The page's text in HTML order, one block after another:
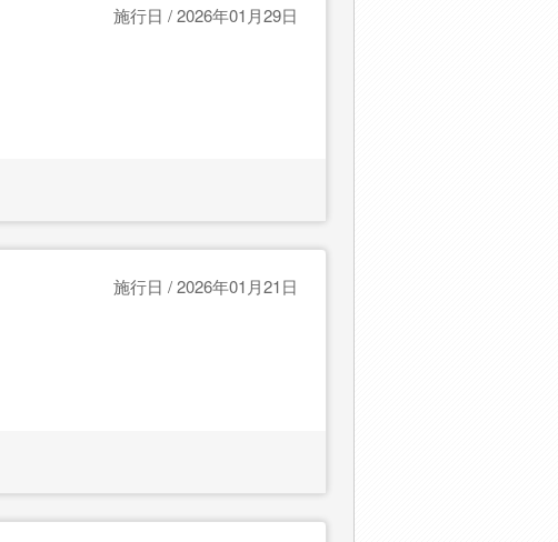
施行日 / 2026年01月29日
施行日 / 2026年01月21日